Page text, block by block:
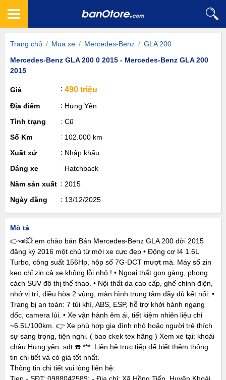
Trang chủ / Mua xe / Mercedes-Benz / GLA 200
Mercedes-Benz GLA 200 0 2015 - Mercedes-Benz GLA 200
2015
Giá 490 triệu
Địa điểm
Hưng Yên
Tình trạng
Cũ
Số Km
102.000 km
Xuất xứ
Nhập khẩu
Dáng xe
Hatchback
Năm sản xuất
2015
Ngày đăng
13/12/2025
Mô tả
👉📣💥 em chào bán Bán Mercedes-Benz GLA 200 đời 2015
đăng ký 2016 một chủ từ mới xe cực đẹp • Động cơ I4 1.6L
Turbo, công suất 156Hp, hộp số 7G-DCT mượt mà. Máy số zin
keo chỉ zin cả xe không lỗi nhỏ ! • Ngoại thất gọn gàng, phong
cách SUV đô thị thể thao. • Nội thất da cao cấp, ghế chỉnh điện,
nhớ vị trí, điều hòa 2 vùng, màn hình trung tâm đầy đủ kết nối. •
Trang bị an toàn: 7 túi khí, ABS, ESP, hỗ trợ khởi hành ngang
dốc, camera lùi. • Xe vận hành êm ái, tiết kiệm nhiên liệu chỉ
~6.5L/100km. 👉 Xe phù hợp gia đình nhỏ hoặc người trẻ thích
sự sang trọng, tiện nghi. ( bao ckek tex hãng ) Xem xe tại: khoái
châu Hưng yên :sdt ☎️ ***. Liên hệ trực tiếp để biết thêm thông
tin chi tiết và có giá tốt nhất.
Thông tin chi tiết vui lòng liên hệ: